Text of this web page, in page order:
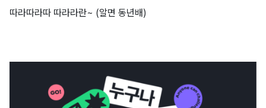
따라따라따 따라라란~ (알면 동년배)